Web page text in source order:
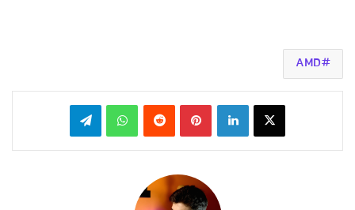
AMD
X لینکدین ‫پین‌ترست‫رددیت واتس آپ تلگرام